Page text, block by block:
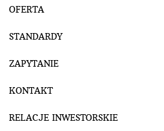
OFERTA
STANDARDY
ZAPYTANIE
KONTAKT
RELACJE INWESTORSKIE